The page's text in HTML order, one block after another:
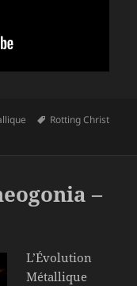
Mots-
Rotting Christ
–
L’Évolution
Métallique